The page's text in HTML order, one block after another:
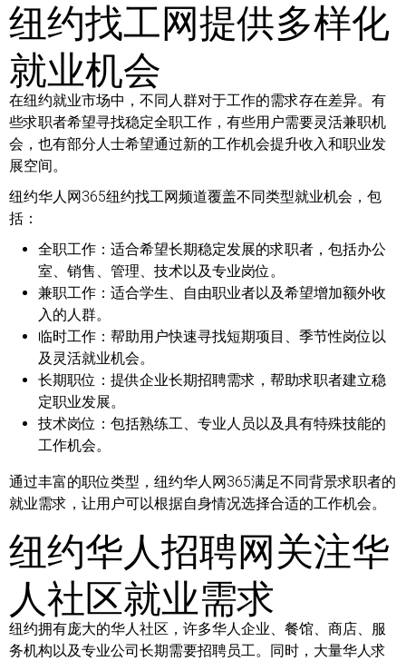
纽约找工网提供多样化
就业机会
在纽约就业市场中，不同人群对于工作的需求存在差异。有
些求职者希望寻找稳定全职工作，有些用户需要灵活兼职机
会，也有部分人士希望通过新的工作机会提升收入和职业发
展空间。
纽约华人网365纽约找工网频道覆盖不同类型就业机会，包
括：
全职工作： 适合希望长期稳定发展的求职者，包括办公
室、销售、管理、技术以及专业岗位。
兼职工作： 适合学生、自由职业者以及希望增加额外收
入的人群。
临时工作： 帮助用户快速寻找短期项目、季节性岗位以
及灵活就业机会。
长期职位： 提供企业长期招聘需求，帮助求职者建立稳
定职业发展。
技术岗位： 包括熟练工、专业人员以及具有特殊技能的
工作机会。
通过丰富的职位类型，纽约华人网365满足不同背景求职者的
就业需求，让用户可以根据自身情况选择合适的工作机会。
纽约华人招聘网关注华
人社区就业需求
纽约拥有庞大的华人社区，许多华人企业、餐馆、商店、服
务机构以及专业公司长期需要招聘员工。同时，大量华人求